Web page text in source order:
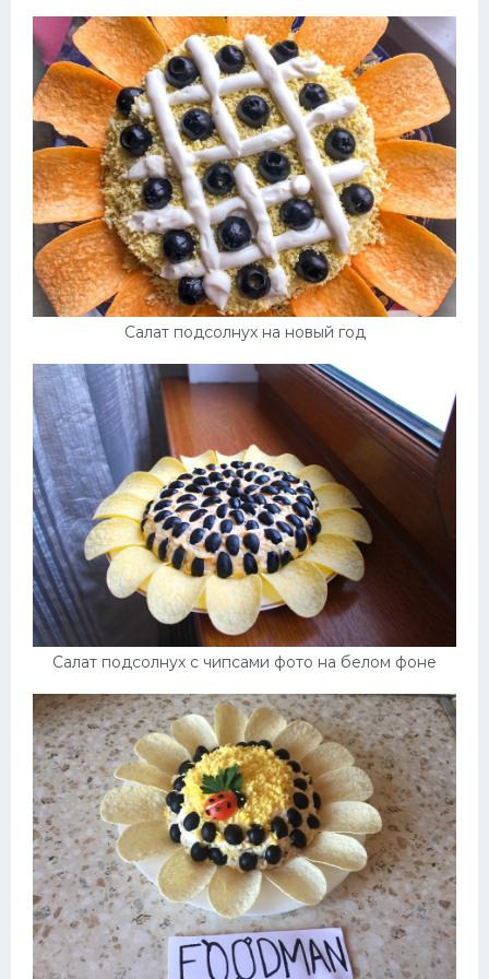
Салат подсолнух на новый год
Салат подсолнух с чипсами фото на белом фоне